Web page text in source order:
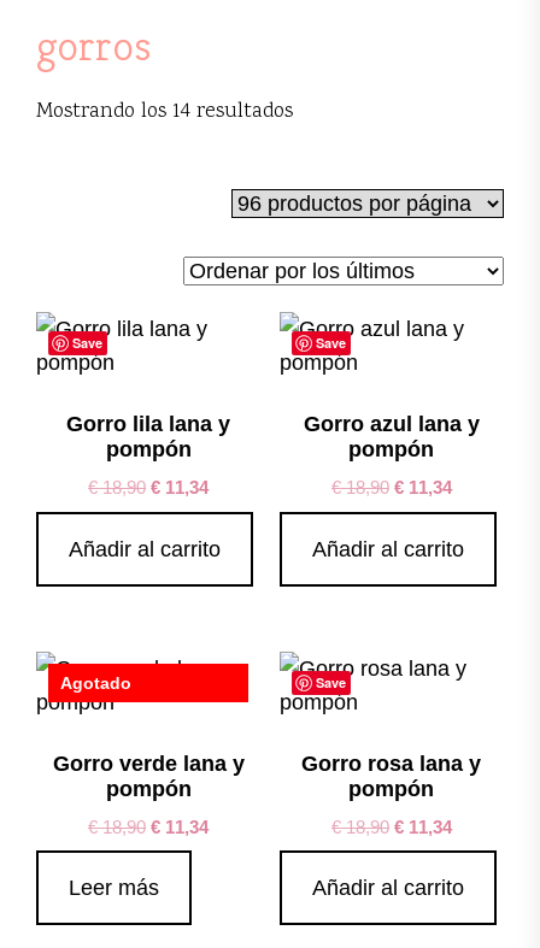
gorros
Mostrando los 14 resultadosOrdenado
últimos
Save
Gorro lila lana y
pompón
€18,90 € 11,34
Añadir al carrito
Save
Gorro azul lana y
pompón
€18,90 €11,34
Añadir al carrito
Save
Agotado
Gorro verde lana y
pompón
€18,90 € 11,34
Leer más
Save
Gorro rosa lana y
pompón
€18,90 €11,34
Añadir al carrito